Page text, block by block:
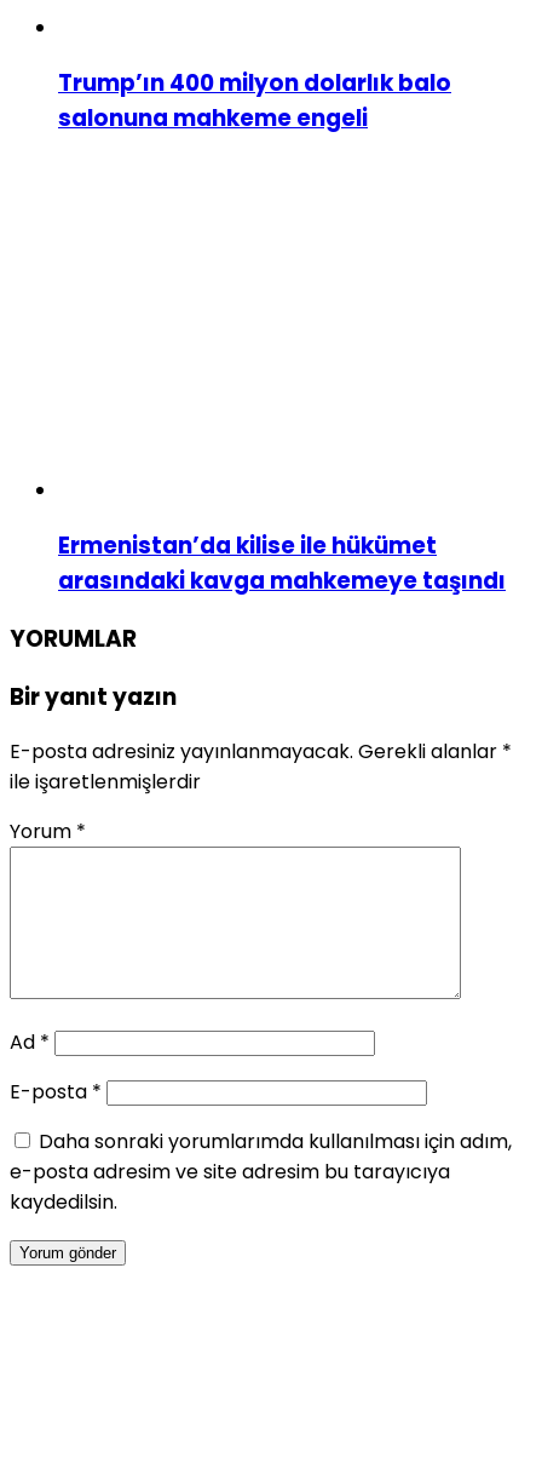
Trump’ın 400 milyon dolarlık balo
salonuna mahkeme engeli
Ermenistan’da kilise ile hükümet
arasındaki kavga mahkemeye taşındı
YORUMLAR
Bir yanıt yazın
E-posta adresiniz yayınlanmayacak. Gerekli alanlar *
ile işaretlenmişlerdir
Yorum *
Ad *
E-posta *
Daha sonraki yorumlarımda kullanılması için adım,
e-posta adresim ve site adresim bu tarayıcıya
kaydedilsin.